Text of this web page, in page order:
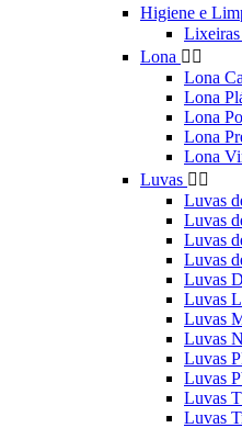
Higiene e
Lixeiras
Lona  
Lona
Lona
Lona
Lona
Lona
Luvas  
Luvas
Luvas
Luvas
Luvas
Luvas
Luvas
Luvas
Luvas
Luvas
Luvas
Luvas
Luvas